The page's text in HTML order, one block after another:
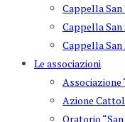
Cappella San
Cappella
Cappella
Le associazioni
Associazione
Azione
Oratorio